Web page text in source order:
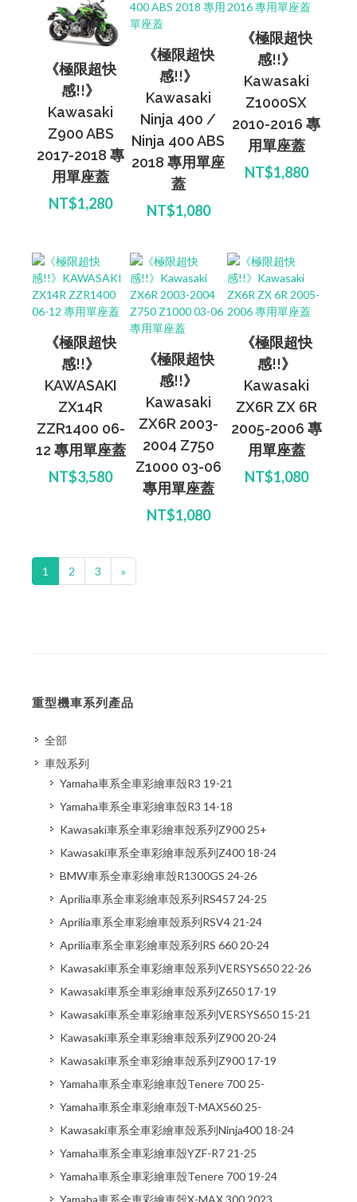
《極限超快
感!!》
Kawasaki
Z900 ABS
2017-2018 專
用單座蓋
NT$1,280
《極限超快
感!!》
Kawasaki
Ninja 400 /
Ninja 400 ABS
2018 專用單座
蓋
NT$1,080
《極限超快
感!!》
Kawasaki
Z1000SX
2010-2016 專
用單座蓋
NT$1,880
《極限超快
感!!》
KAWASAKI
ZX14R
ZZR1400 06-
12 專用單座蓋
NT$3,580
《極限超快
感!!》
Kawasaki
ZX6R 2003-
2004 Z750
Z1000 03-06
專用單座蓋
NT$1,080
《極限超快
感!!》
Kawasaki
ZX6R ZX 6R
2005-2006 專
用單座蓋
NT$1,080
1 2 3 »
重型機車系列產品
全部
車殼系列
Yamaha車系全車彩繪車殼R3 19-21
Yamaha車系全車彩繪車殼R3 14-18
Kawasaki車系全車彩繪車殼系列Z900 25+
Kawasaki車系全車彩繪車殼系列Z400 18-24
BMW車系全車彩繪車殼R1300GS 24-26
Aprilia車系全車彩繪車殼系列RS457 24-25
Aprilia車系全車彩繪車殼系列RSV4 21-24
Aprilia車系全車彩繪車殼系列RS 660 20-24
Kawasaki車系全車彩繪車殼系列VERSYS650 22-26
Kawasaki車系全車彩繪車殼系列Z650 17-19
Kawasaki車系全車彩繪車殼系列VERSYS650 15-21
Kawasaki車系全車彩繪車殼系列Z900 20-24
Kawasaki車系全車彩繪車殼系列Z900 17-19
Yamaha車系全車彩繪車殼Tenere 700 25-
Yamaha車系全車彩繪車殼T-MAX560 25-
Kawasaki車系全車彩繪車殼系列Ninja400 18-24
Yamaha車系全車彩繪車殼YZF-R7 21-25
Yamaha車系全車彩繪車殼Tenere 700 19-24
Yamaha車系全車彩繪車殼X-MAX 300 2023